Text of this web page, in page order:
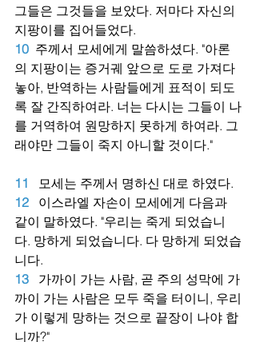
그들은 그것들을 보았다. 저마다 자신의
지팡이를 집어들었다.
10 주께서 모세에게 말씀하셨다. "아론
의 지팡이는 증거궤 앞으로 도로 가져다
놓아, 반역하는 사람들에게 표적이 되도
록 잘 간직하여라. 너는 다시는 그들이 나
를 거역하여 원망하지 못하게 하여라. 그
래야만 그들이 죽지 아니할 것이다."
11
모세는 주께서 명하신 대로 하였다.
12
이스라엘 자손이 모세에게 다음과
같이 말하였다. "우리는 죽게 되었습니
다. 망하게 되었습니다. 다 망하게 되었습
니다.
13
가까이 가는 사람, 곧 주의 성막에 가
까이 가는 사람은 모두 죽을 터이니, 우리
가 이렇게 망하는 것으로 끝장이 나야 합
니까?"